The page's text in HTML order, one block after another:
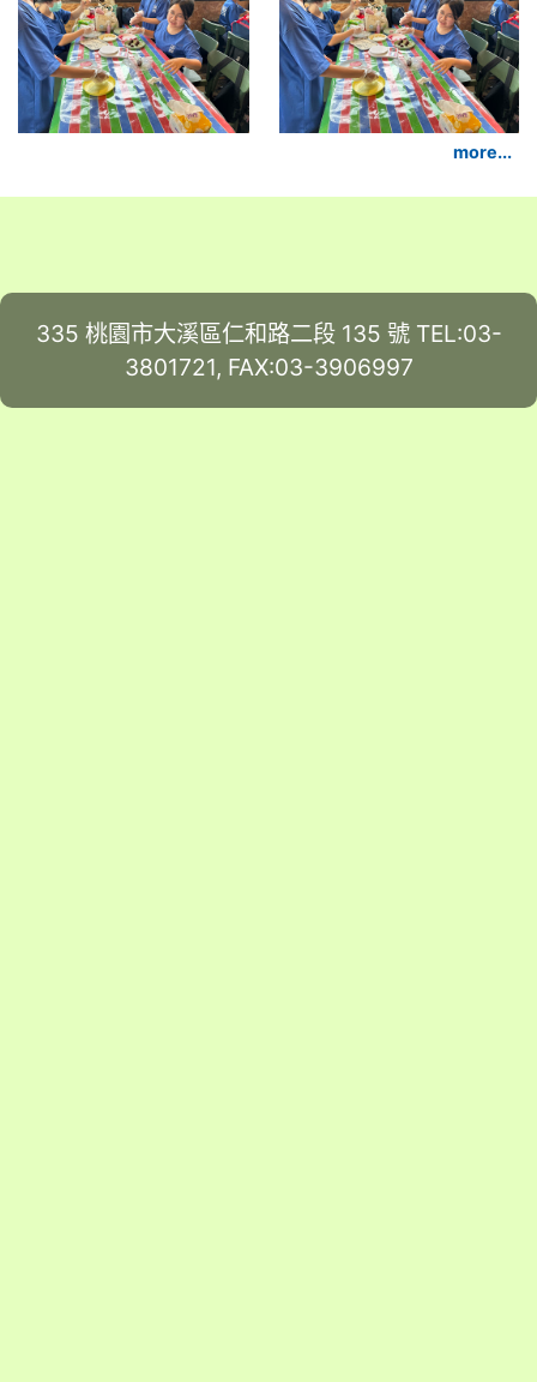
more...
335 桃園市大溪區仁和路二段 135 號 TEL:03-
3801721, FAX:03-3906997